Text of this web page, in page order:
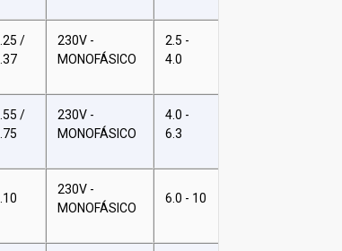
/
230V -
MONOFÁSICO
2.5 -
4.0
/
230V -
MONOFÁSICO
4.0 -
6.3
230V -
MONOFÁSICO
6.0 - 10